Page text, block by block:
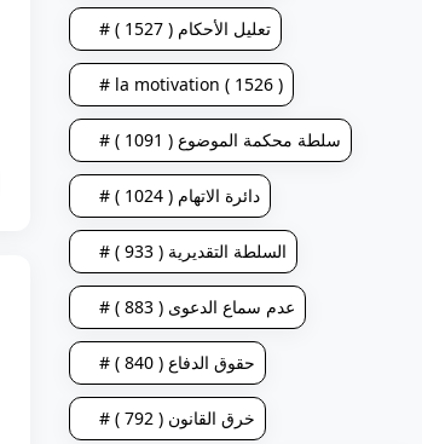
# تعليل الأحكام ( 1527 )
# la motivation ( 1526 )
# سلطة محكمة الموضوع ( 1091 )
# دائرة الاتهام ( 1024 )
# السلطة التقديرية ( 933 )
# عدم سماع الدعوى ( 883 )
# حقوق الدفاع ( 840 )
# خرق القانون ( 792 )